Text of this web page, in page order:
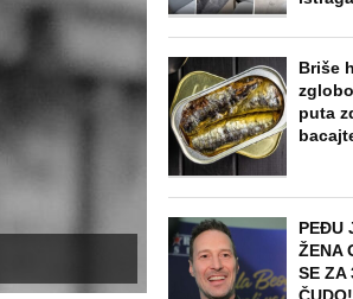
Briše
puta
PEĐU
ŽENA
SE ZA